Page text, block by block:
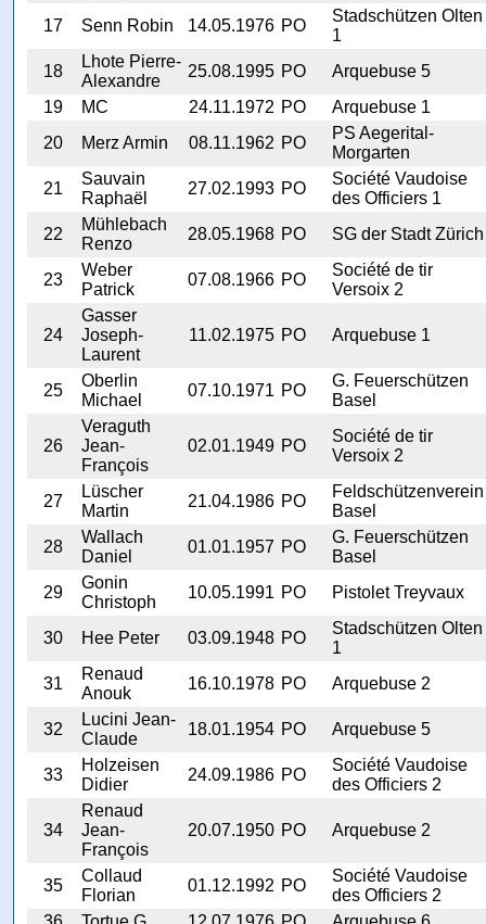
17 Senn Robin 14.05.1976 PO
Stadschützen Olten
1
18
Lhote Pierre-
Alexandre
25.08.1995 PO
Arquebuse 5
19
MC 24.11.1972 PO
Arquebuse 1
20
Merz Armin 08.11.1962 PO
PS Aegerital-
Morgarten
21
Sauvain
Raphaël
27.02.1993 PO
Société Vaudoise
des Officiers 1
22
Mühlebach
Renzo
28.05.1968 PO SG der Stadt Zürich
23
Weber
Patrick
07.08.1966 PO
Société de tir
Versoix 2
24
Gasser
Joseph-
Laurent
11.02.1975 PO Arquebuse 1
25
Oberlin
Michael
07.10.1971 PO
G. Feuerschützen
Basel
26
Veraguth
Jean-
François
02.01.1949 PO
Société de tir
Versoix 2
27
Lüscher
Martin
21.04.1986 PO
Feldschützenverein
Basel
28
Wallach
Daniel
01.01.1957 PO
G. Feuerschützen
Basel
29
Gonin
Christoph
10.05.1991 PO Pistolet Treyvaux
30 Hee Peter 03.09.1948 PO
Stadschützen Olten
1
31
Renaud
Anouk
16.10.1978 PO Arquebuse 2
32
Lucini Jean-
Claude
18.01.1954 PO Arquebuse 5
33
Holzeisen
Didier
24.09.1986 PO
Société Vaudoise
des Officiers 2
34
Renaud
Jean-
François
20.07.1950 PO Arquebuse 2
35
Collaud
Florian
01.12.1992 PO
Société Vaudoise
des Officiers 2